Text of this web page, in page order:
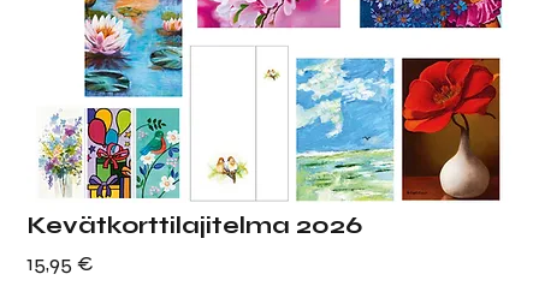
Kevätkorttilajitelma 2026
15,95 €